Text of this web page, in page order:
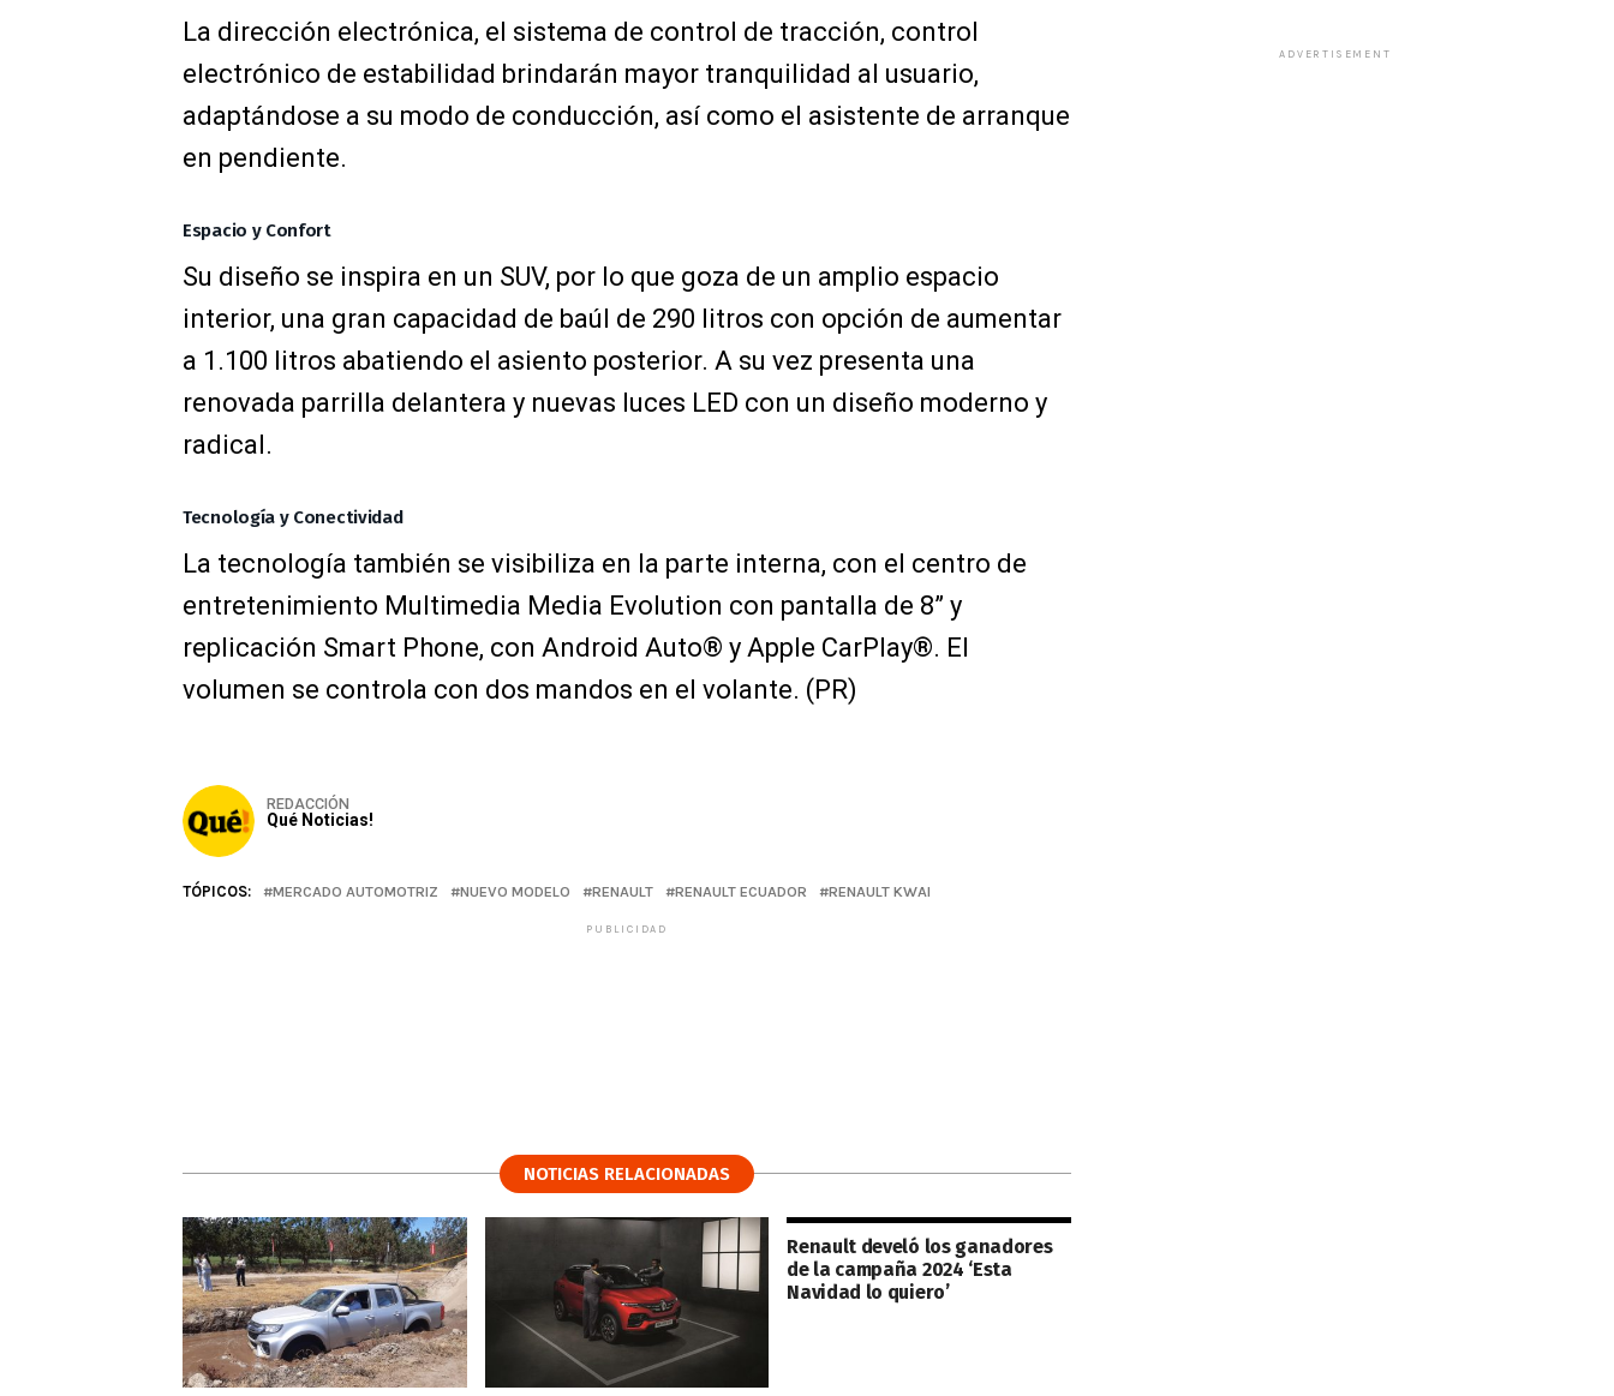
La dirección electrónica, el sistema de control de tracción, control
electrónico de estabilidad brindarán mayor tranquilidad al usuario,
adaptándose a su modo de conducción, así como el asistente de arranque
en pendiente.
Espacio y Confort
Su diseño se inspira en un SUV, por lo que goza de un amplio espacio
interior, una gran capacidad de baúl de 290 litros con opción de aumentar
a 1.100 litros abatiendo el asiento posterior. A su vez presenta una
renovada parrilla delantera y nuevas luces LED con un diseño moderno y
radical.
Tecnología y Conectividad
La tecnología también se visibiliza en la parte interna, con el centro de
entretenimiento Multimedia Media Evolution con pantalla de 8” y
replicación Smart Phone, con Android Auto® y Apple CarPlay®. El
volumen se controla con dos mandos en el volante. (PR)
REDACCIÓN
Qué Noticias!
TÓPICOS: MERCADO AUTOMOTRIZ NUEVO MODELO RENAULT RENAULT ECUADOR RENAULT KWAI
PUBLICIDAD
NOTICIAS RELACIONADAS
Renault develó los ganadores
de la campaña 2024 ‘Esta
Navidad lo quiero’
ADVERTISEMENT